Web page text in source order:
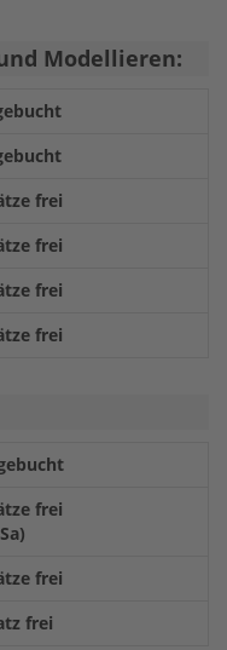
Modellieren:
frei
frei
frei
frei
frei
frei
frei